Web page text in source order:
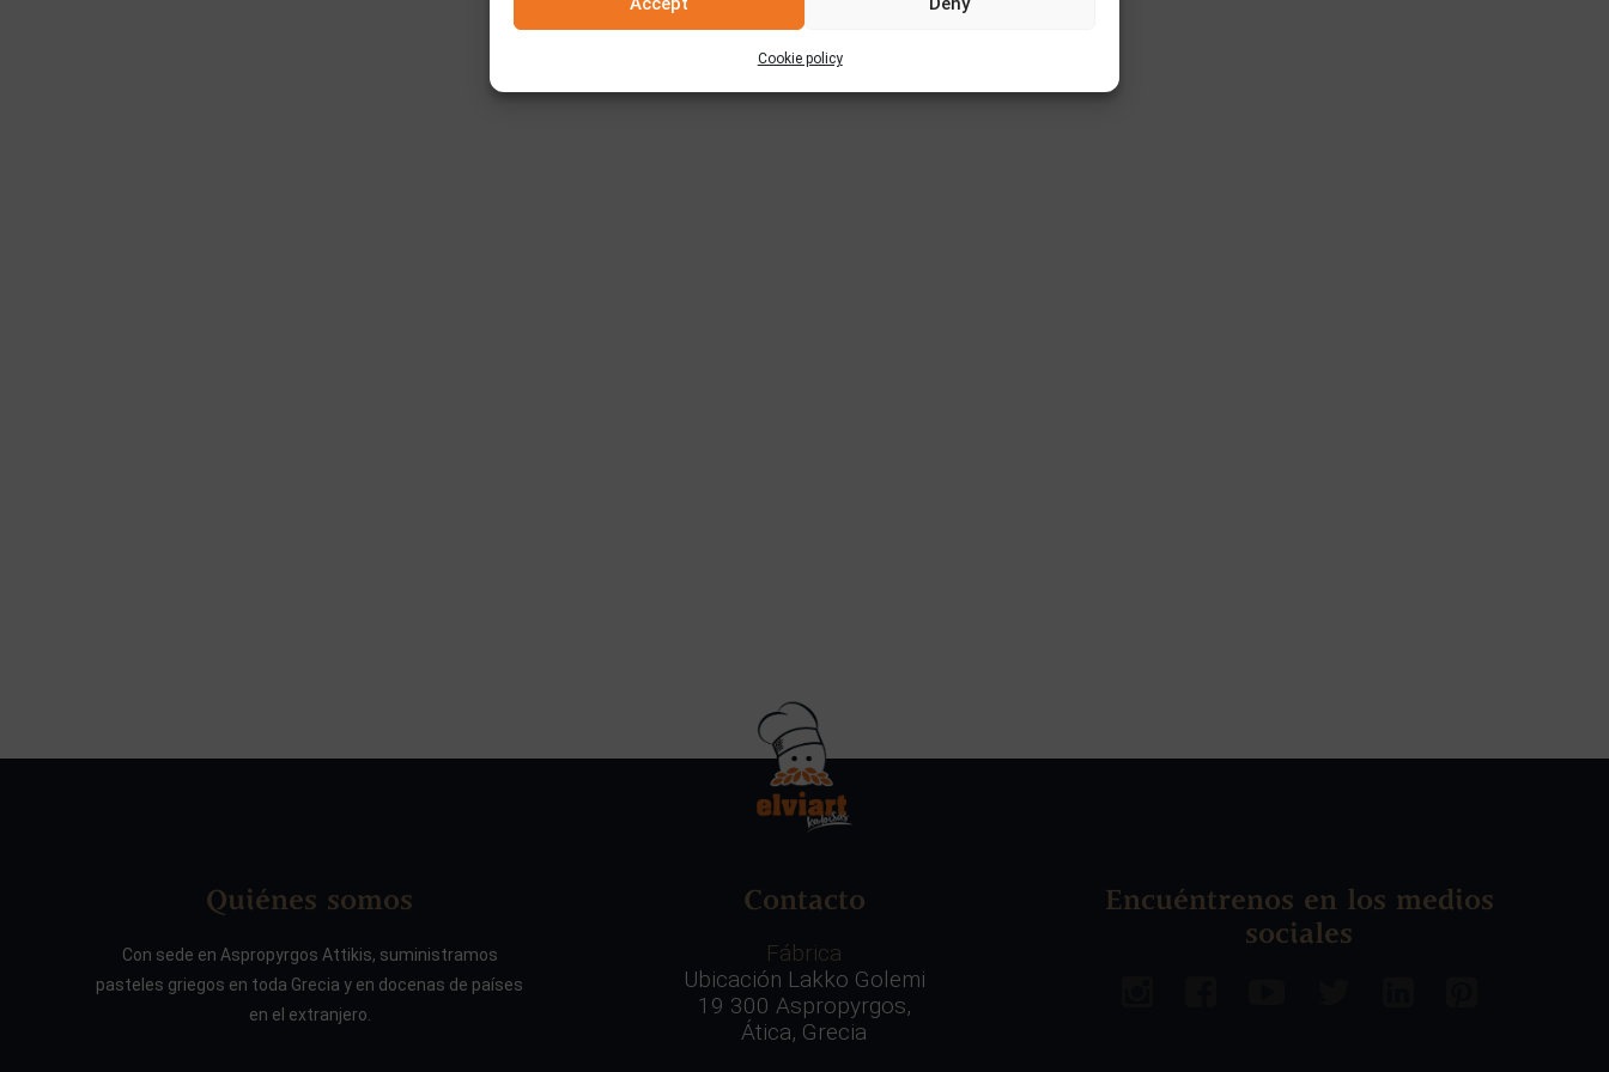
Cookie policy
Quiénes somos
Con sede en Aspropyrgos Attikis, suministramos
pasteles griegos en toda Grecia y en docenas de países
en el extranjero.
Contacto
Fábrica
Ubicación Lakko Golemi
19 300 Aspropyrgos,
Ática, Grecia
Encuéntrenos en los medios
sociales